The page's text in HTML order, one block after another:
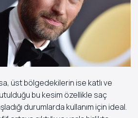
üst bölgedekilerin ise katlı ve
bu kesim özellikle saç
durumlarda kullanım için ideal.